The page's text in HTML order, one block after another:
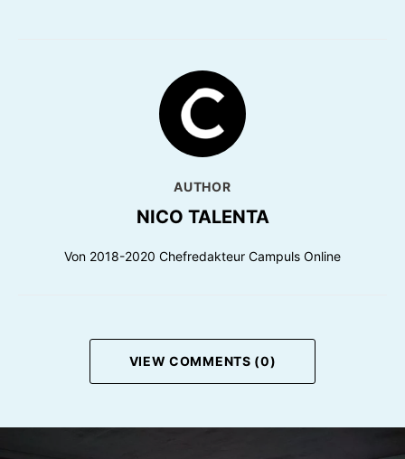
AUTHOR
NICO TALENTA
Von 2018-2020 Chefredakteur Campuls Online
VIEW COMMENTS (0)